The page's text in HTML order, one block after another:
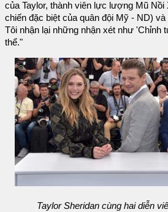
của Taylor, thành viên lực lượng Mũ
chiến đặc biệt của quân đội Mỹ - ND)
Tôi nhận lại những nhận xét như 'Chỉnh
thể."
Taylor Sheridan cùng hai diễn